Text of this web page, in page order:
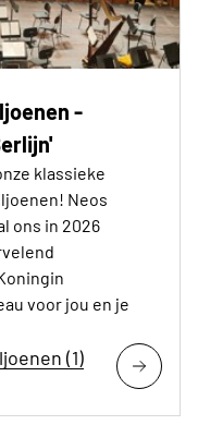
-
klassieke
Neos
ons in 2026
voor jou en je
(1)